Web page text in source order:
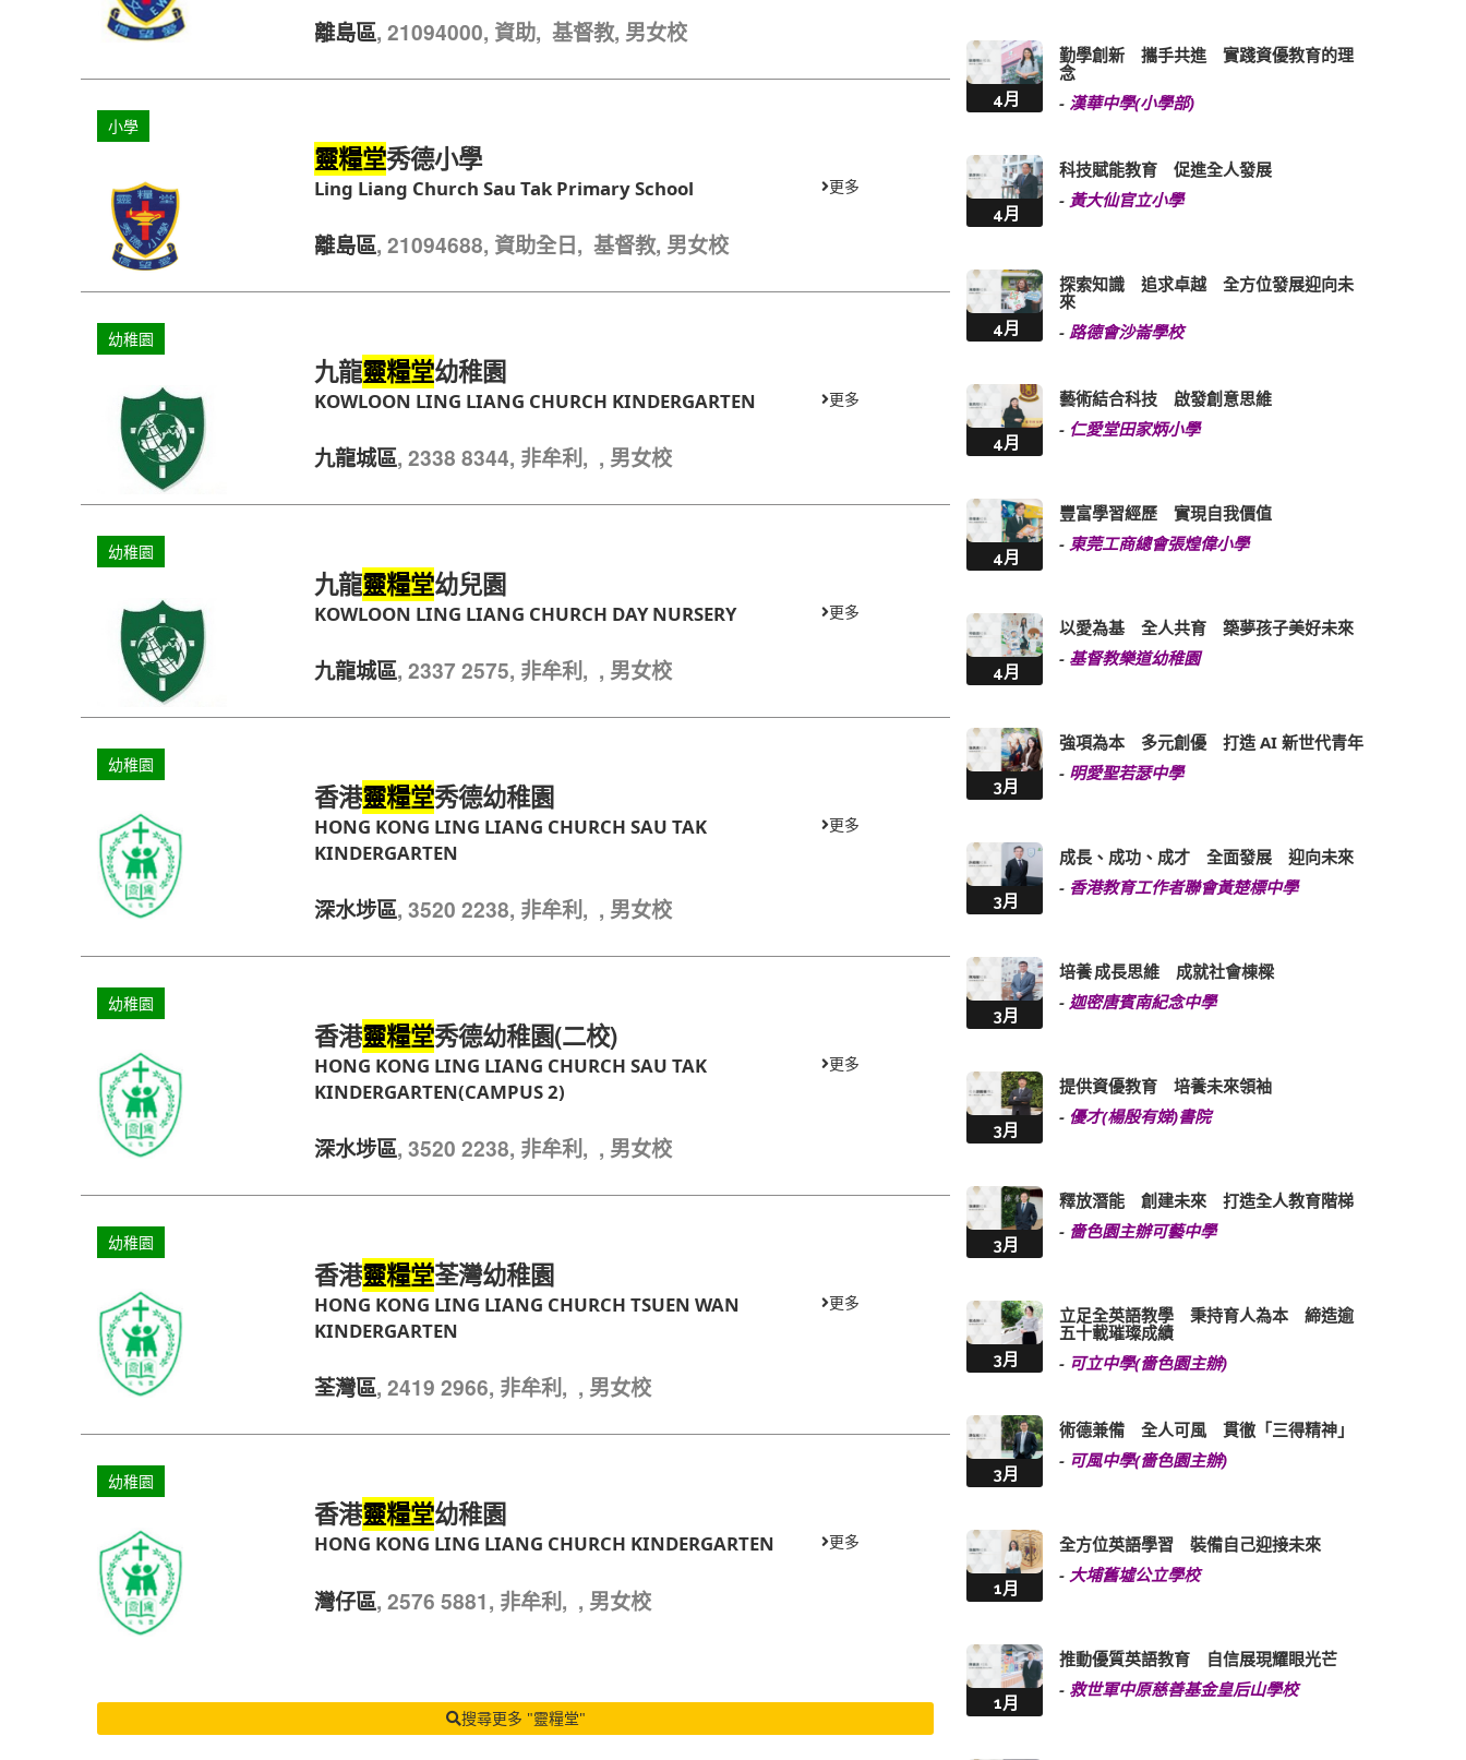
離島區, 21094000, 資助, 基督教, 男女校
小學
靈糧堂秀德小學
Ling Liang Church Sau Tak Primary School
離島區, 21094688, 資助全日, 基督教, 男女校
更多
幼稚園
九龍靈糧堂幼稚園
KOWLOON LING LIANG CHURCH KINDERGARTEN
九龍城區, 2338 8344, 非牟利, , 男女校
更多
幼稚園
九龍靈糧堂幼兒園
KOWLOON LING LIANG CHURCH DAY NURSERY
九龍城區, 2337 2575, 非牟利, , 男女校
更多
幼稚園
香港靈糧堂秀德幼稚園
HONG KONG LING LIANG CHURCH SAU TAK
KINDERGARTEN
深水埗區, 3520 2238, 非牟利, , 男女校
更多
幼稚園
香港靈糧堂秀德幼稚園(二校)
HONG KONG LING LIANG CHURCH SAU TAK
KINDERGARTEN(CAMPUS 2)
深水埗區, 3520 2238, 非牟利, , 男女校
更多
幼稚園
香港靈糧堂荃灣幼稚園
HONG KONG LING LIANG CHURCH TSUEN WAN
KINDERGARTEN
荃灣區, 2419 2966, 非牟利, , 男女校
更多
幼稚園
香港靈糧堂幼稚園
HONG KONG LING LIANG CHURCH KINDERGARTEN
灣仔區, 2576 5881, 非牟利, , 男女校
更多
搜尋更多 "靈糧堂"
4月
勤學創新 攜手共進 實踐資優教育的理
念
- 漢華中學(小學部)
4月
科技賦能教育 促進全人發展
- 黃大仙官立小學
4月
探索知識 追求卓越 全方位發展迎向未
來
- 路德會沙崙學校
4月
藝術結合科技 啟發創意思維
- 仁愛堂田家炳小學
4月
豐富學習經歷 實現自我價值
- 東莞工商總會張煌偉小學
4月
以愛為基 全人共育 築夢孩子美好未來
- 基督教樂道幼稚園
3月
強項為本 多元創優 打造 AI 新世代青年
- 明愛聖若瑟中學
3月
成長、成功、成才 全面發展 迎向未來
- 香港教育工作者聯會黃楚標中學
3月
培養 成長思維 成就社會棟樑
- 迦密唐賓南紀念中學
3月
提供資優教育 培養未來領袖
- 優才(楊殷有娣)書院
3月
釋放潛能 創建未來 打造全人教育階梯
- 嗇色園主辦可藝中學
3月
立足全英語教學 秉持育人為本 締造逾
五十載璀璨成績
- 可立中學(嗇色園主辦)
3月
術德兼備 全人可風 貫徹「三得精神」
- 可風中學(嗇色園主辦)
1月
全方位英語學習 裝備自己迎接未來
- 大埔舊墟公立學校
1月
推動優質英語教育 自信展現耀眼光芒
- 救世軍中原慈善基金皇后山學校